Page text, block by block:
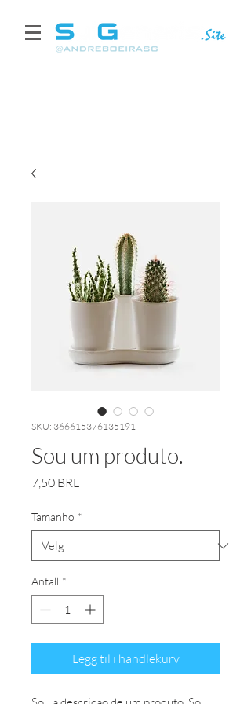
SKU: 366615376135191
Sou um produto.
7,50 BRL
Tamanho *
Antall *
Legg til i handlekurv